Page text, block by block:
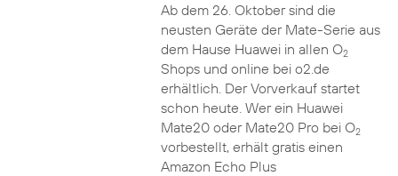
Ab dem 26. Oktober sind die
neusten Geräte der Mate-Serie aus
dem Hause Huawei in allen O2
Shops und online bei o2.de
erhältlich. Der Vorverkauf startet
schon heute. Wer ein Huawei
Mate20 oder Mate20 Pro bei O2
vorbestellt, erhält gratis einen
Amazon Echo Plus